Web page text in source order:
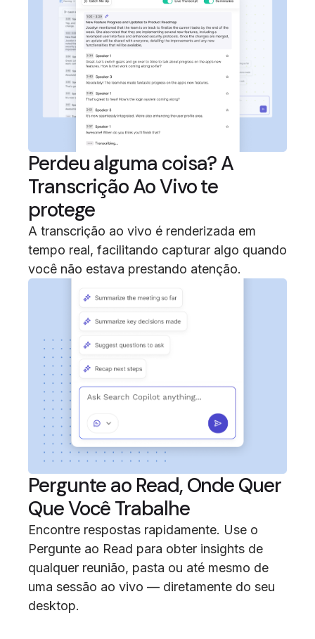
Perdeu alguma coisa? A
Transcrição Ao Vivo te
protege
A transcrição ao vivo é renderizada em
tempo real, facilitando capturar algo quando
você não estava prestando atenção.
Pergunte ao Read, Onde Quer
Que Você Trabalhe
Encontre respostas rapidamente. Use o
Pergunte ao Read para obter insights de
qualquer reunião, pasta ou até mesmo de
uma sessão ao vivo — diretamente do seu
desktop.